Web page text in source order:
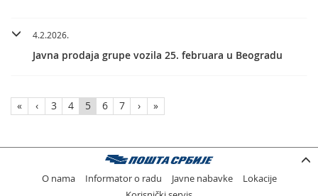
4.2.2026.
Javna prodaja grupe vozila 25. februara u Beogradu
« ‹ 3 4 5 6 7 › »
O nama Informator o radu Javne nabavke
Lokacije